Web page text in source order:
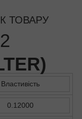
ТОВАРУ
)
Властивість
0.12000